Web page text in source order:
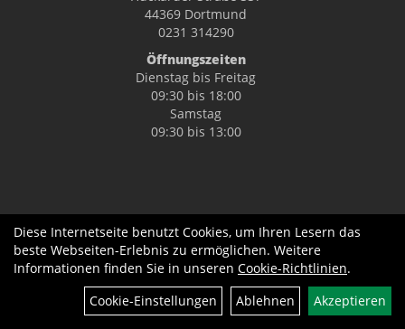
44369 Dortmund
0231 314290
Öffnungszeiten
Dienstag bis Freitag
09:30 bis 18:00
Samstag
09:30 bis 13:00
Diese Internetseite benutzt Cookies, um Ihren Lesern das
beste Webseiten-Erlebnis zu ermöglichen. Weitere
Informationen finden Sie in unseren Cookie-Richtlinien.
Cookie-Einstellungen
Ablehnen Akzeptieren